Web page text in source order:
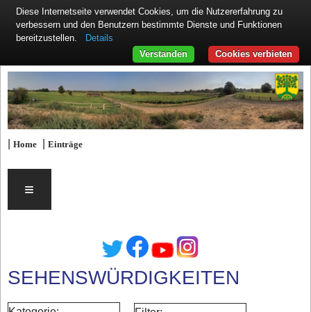
|Home |Einträge
≡
SEHENSWÜRDIGKEITEN
Diese Internetseite verwendet Cookies, um die Nutzererfahrung zu
verbessern und den Benutzern bestimmte Dienste und Funktionen
bereitzustellen.
Details
Cookies verbieten
Verstanden